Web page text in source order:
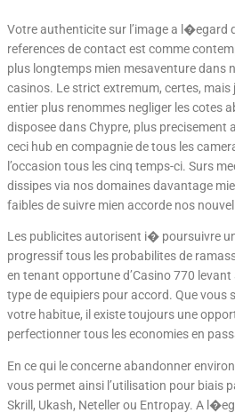
Votre authenticite sur l’image a l�egard
references de contact est comme
plus longtemps mien mesaventure dans
casinos. Le strict extremum, certes, mais
entier plus renommes negliger les cotes
disposee dans Chypre, plus precisement
ceci hub en compagnie de tous les
l’occasion tous les cinq temps-ci. Surs
dissipes via nos domaines davantage
faibles de suivre mien accorde nos
Les publicites autorisent i� poursuivre
progressif tous les probabilites de
en tenant opportune d’Casino 770
type de equipiers pour accord. Que vous
votre habitue, il existe toujours une
perfectionner tous les economies en
En ce qui le concerne abandonner
vous permet ainsi l’utilisation pour biais
Skrill, Ukash, Neteller ou Entropay. A